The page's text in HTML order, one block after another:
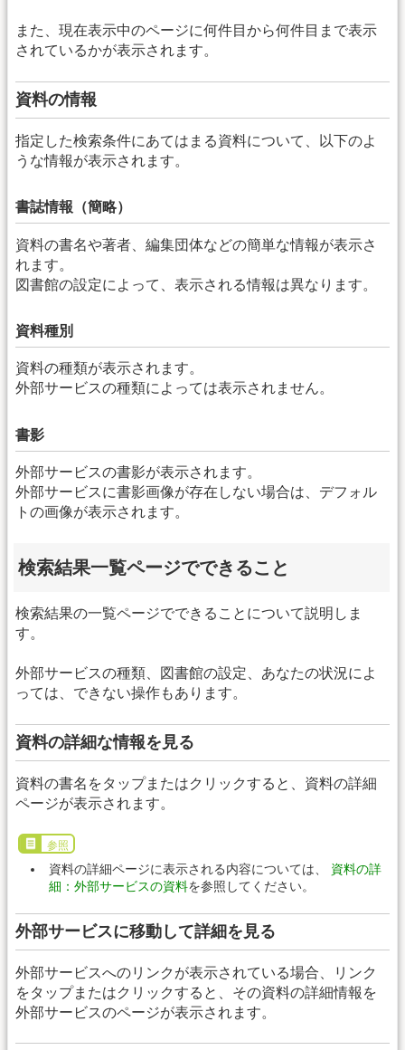
また、現在表示中のページに何件目から何件目まで表示
されているかが表示されます。
資料の情報
指定した検索条件にあてはまる資料について、以下のよ
うな情報が表示されます。
書誌情報（簡略）
資料の書名や著者、編集団体などの簡単な情報が表示さ
れます。
図書館の設定によって、表示される情報は異なります。
資料種別
資料の種類が表示されます。
外部サービスの種類によっては表示されません。
書影
外部サービスの書影が表示されます。
外部サービスに書影画像が存在しない場合は、デフォル
トの画像が表示されます。
検索結果一覧ページでできること
検索結果の一覧ページでできることについて説明しま
す。
外部サービスの種類、図書館の設定、あなたの状況によ
っては、できない操作もあります。
資料の詳細な情報を見る
資料の書名をタップまたはクリックすると、資料の詳細
ページが表示されます。
参照
資料の詳細ページに表示される内容については、 資料の詳
細：外部サービスの資料を参照してください。
外部サービスに移動して詳細を見る
外部サービスへのリンクが表示されている場合、リンク
をタップまたはクリックすると、その資料の詳細情報を
外部サービスのページが表示されます。